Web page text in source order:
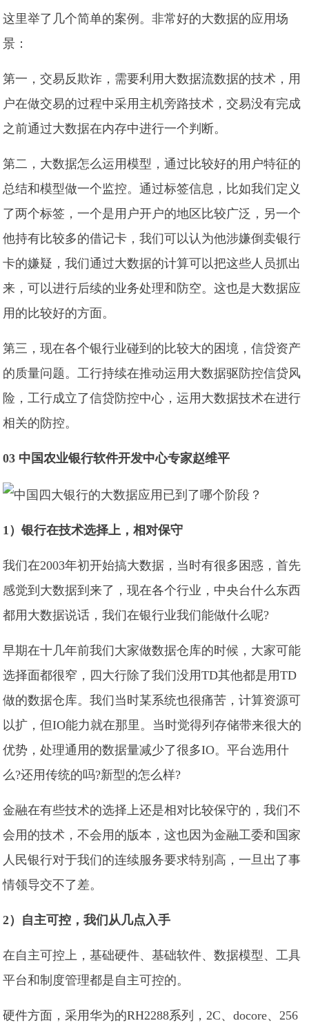
这里举了几个简单的案例。非常好的大数据的应用场
景：
第一，交易反欺诈，需要利用大数据流数据的技术，用
户在做交易的过程中采用主机旁路技术，交易没有完成
之前通过大数据在内存中进行一个判断。
第二，大数据怎么运用模型，通过比较好的用户特征的
总结和模型做一个监控。通过标签信息，比如我们定义
了两个标签，一个是用户开户的地区比较广泛，另一个
他持有比较多的借记卡，我们可以认为他涉嫌倒卖银行
卡的嫌疑，我们通过大数据的计算可以把这些人员抓出
来，可以进行后续的业务处理和防空。这也是大数据应
用的比较好的方面。
第三，现在各个银行业碰到的比较大的困境，信贷资产
的质量问题。工行持续在推动运用大数据驱防控信贷风
险，工行成立了信贷防控中心，运用大数据技术在进行
相关的防控。
03 中国农业银行软件开发中心专家赵维平
1）银行在技术选择上，相对保守
我们在2003年初开始搞大数据，当时有很多困惑，首先
感觉到大数据到来了，现在各个行业，中央台什么东西
都用大数据说话，我们在银行业我们能做什么呢?
早期在十几年前我们大家做数据仓库的时候，大家可能
选择面都很窄，四大行除了我们没用TD其他都是用TD
做的数据仓库。我们当时某系统也很痛苦，计算资源可
以扩，但IO能力就在那里。当时觉得列存储带来很大的
优势，处理通用的数据量减少了很多IO。平台选用什
么?还用传统的吗?新型的怎么样?
金融在有些技术的选择上还是相对比较保守的，我们不
会用的技术，不会用的版本，这也因为金融工委和国家
人民银行对于我们的连续服务要求特别高，一旦出了事
情领导交不了差。
2）自主可控，我们从几点入手
在自主可控上，基础硬件、基础软件、数据模型、工具
平台和制度管理都是自主可控的。
硬件方面，采用华为的RH2288系列，2C、docore、256